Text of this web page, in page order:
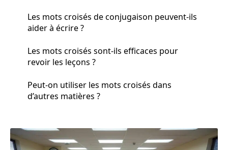
Les mots croisés de conjugaison peuvent-ils
aider à écrire ?
Les mots croisés sont-ils efficaces pour
revoir les leçons ?
Peut-on utiliser les mots croisés dans
d’autres matières ?